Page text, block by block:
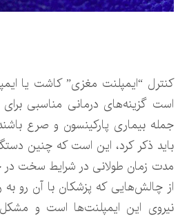
کنترل “ایمپلنت مغزی” کاشت یا
است گزینه‌های درمانی مناسبی برای
جمله بیماری پارکینسون و صرع
باید ذکر کرد، این است که چنین
مدت زمان طولانی در شرایط سخت در
از چالش‌هایی که پزشکان با آن رو
نیروی این ایمپلنت‌ها است و مشکل